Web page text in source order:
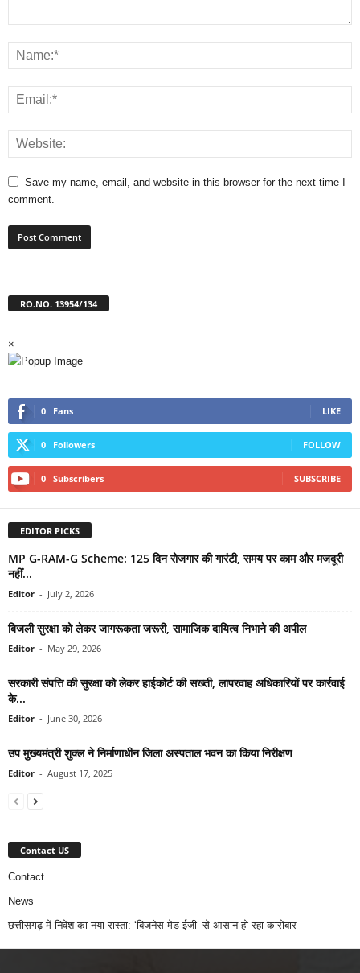
Save my name, email, and website in this browser for the next time I
comment.
RO.NO. 13954/134
×
0 Fans LIKE
0 Followers FOLLOW
0 Subscribers SUBSCRIBE
EDITOR PICKS
MP G-RAM-G Scheme: 125 दिन रोजगार की गारंटी, समय पर काम और मजदूरी
नहीं...
Editor - July 2, 2026
बिजली सुरक्षा को लेकर जागरूकता जरूरी, सामाजिक दायित्व निभाने की अपील
Editor - May 29, 2026
सरकारी संपत्ति की सुरक्षा को लेकर हाईकोर्ट की सख्ती, लापरवाह अधिकारियों पर कार्रवाई
के...
Editor - June 30, 2026
उप मुख्यमंत्री शुक्ल ने निर्माणाधीन जिला अस्पताल भवन का किया निरीक्षण
Editor - August 17, 2025
Contact US
Contact
News
छत्तीसगढ़ में निवेश का नया रास्ता: ‘बिजनेस मेड ईजी’ से आसान हो रहा कारोबार